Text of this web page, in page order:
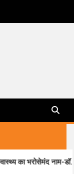
नाम-डॉ. मधुकर पांडेय